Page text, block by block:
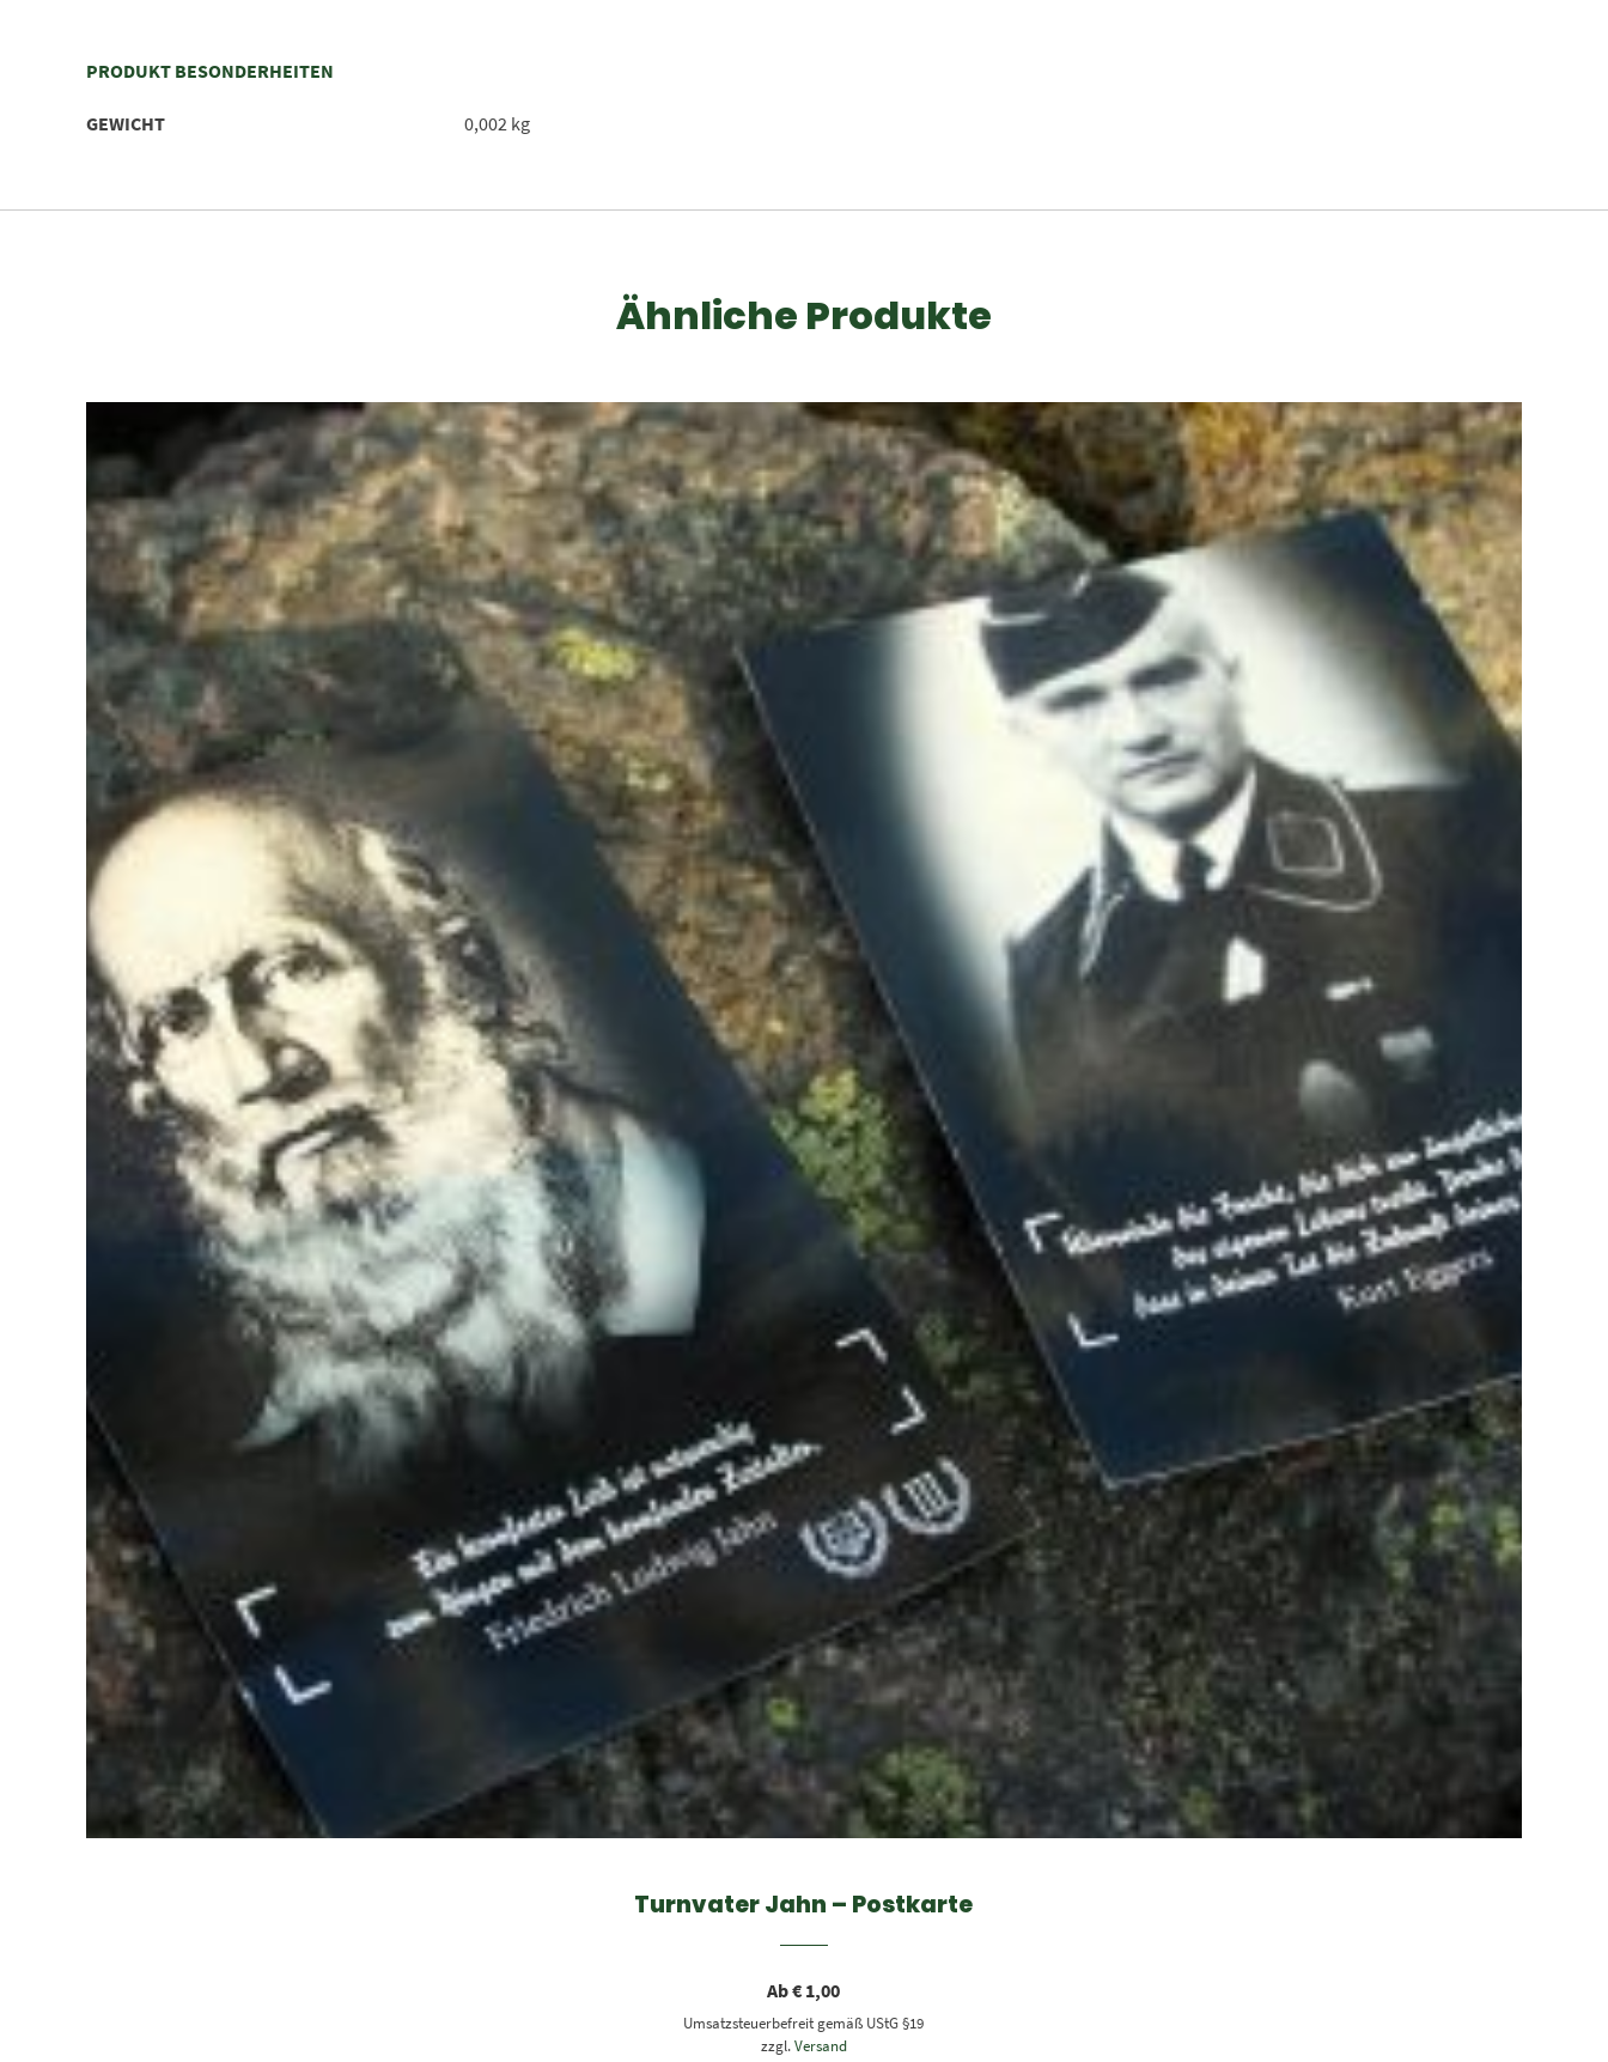
PRODUKT BESONDERHEITEN
GEWICHT 0,002 kg
Ähnliche Produkte
Dieses Produkt weist mehrere Varianten auf. Die Optionen können auf der Produktseite gewählt werden
Turnvater Jahn – Postkarte
Ab€ 1,00
Umsatzsteuerbefreit gemäß UStG §19
zzgl.Versand